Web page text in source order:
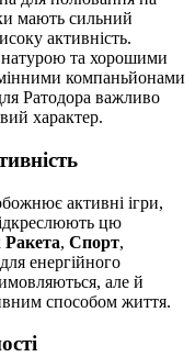
мають сильний
активність.
та хорошими
компаньйонами
Ратодора важливо
характер.
активні ігри,
цю
Ракета, Спорт,
енергійного
але й
способом життя.